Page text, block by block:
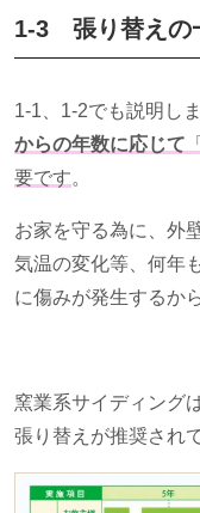
1-3 張り替えの
1-1、1-2でも説明し
からの年数に応じて
要です。
お家を守る為に、外
気温の変化等、何年
に傷みが発生するか
窯業系サイディング
張り替えが推奨され